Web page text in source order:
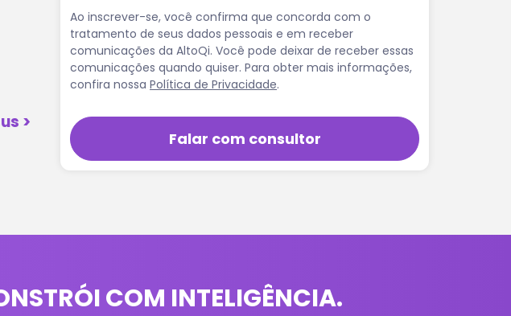
>︎
Ao inscrever-se, você confirma que concorda com o
tratamento de seus dados pessoais e em receber
comunicações da AltoQi. Você pode deixar de receber essas
comunicações quando quiser. Para obter mais informações,
confira nossaPolítica de Privacidade.
COM INTELIGÊNCIA.